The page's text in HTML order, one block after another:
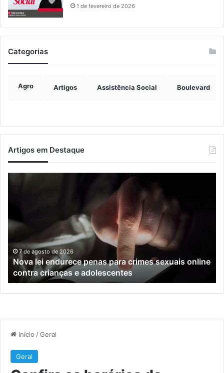
1 de fevereiro de 2026
Categorias
Agro Artigos Assistência Social Boulevard
Artigos em Destaque
para
crimes
sexuais
online
contra
crianças
e
adolescentes
7 de agosto de 2026
Nova lei endurece penas para crimes sexuais online
contra crianças e adolescentes